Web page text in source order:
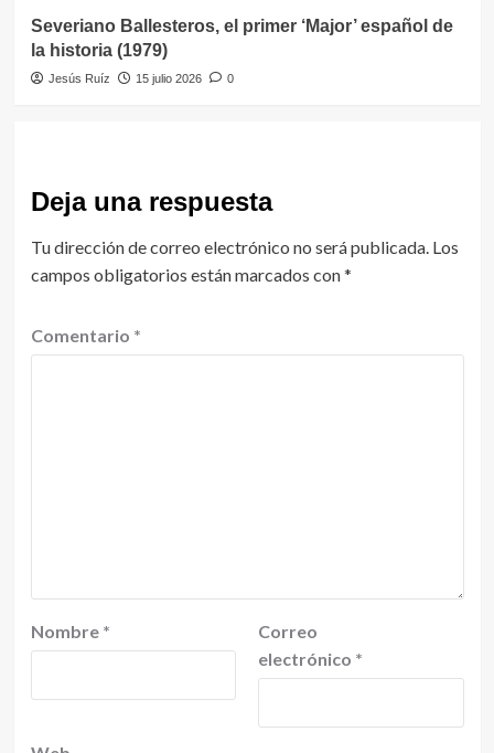
Severiano Ballesteros, el primer ‘Major’ español de
la historia (1979)
Jesús Ruíz 15 julio 2026 0
Deja una respuesta
Tu dirección de correo electrónico no será publicada. Los
campos obligatorios están marcados con*
Comentario *
Nombre *
Correo
electrónico *